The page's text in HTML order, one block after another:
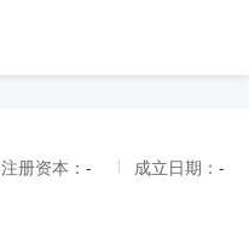
注册资本： - 成立日期： -